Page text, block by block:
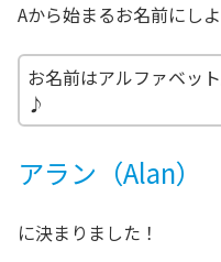
Aから始まるお名前にし
お名前はアルファベッ
♪
アラン（Alan）
に決まりました！